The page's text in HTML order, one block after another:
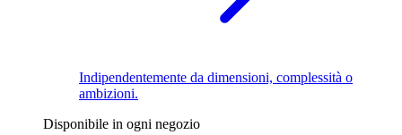
Indipendentemente da dimensioni, complessità o
ambizioni.
Disponibile in ogni negozio